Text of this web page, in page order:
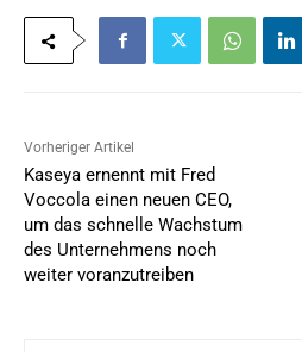
Vorheriger Artikel
Kaseya ernennt mit Fred
Voccola einen neuen CEO,
um das schnelle Wachstum
des Unternehmens noch
weiter voranzutreiben